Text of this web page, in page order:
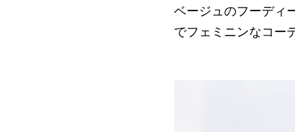
ベージュのフーディ
でフェミニンなコー